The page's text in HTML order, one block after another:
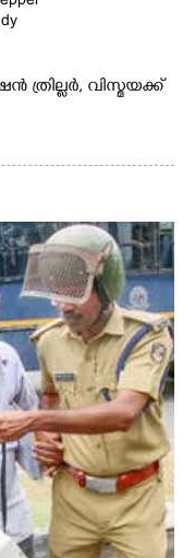
വിസ്മയക്ക്